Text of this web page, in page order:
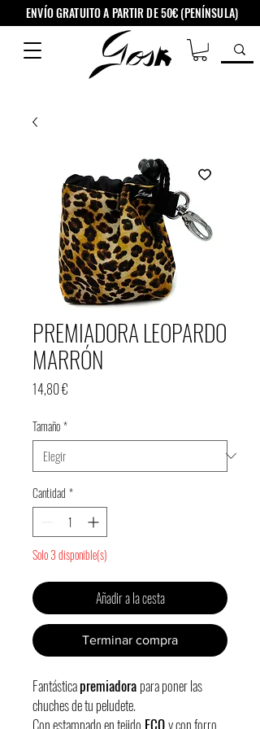
ENVÍO GRATUITO A PARTIR DE 50€ (PENÍNSULA)
PREMIADORA LEOPARDO
MARRÓN
14,80 €
Tamaño*
Cantidad *
Solo 3 disponible(s)
Añadir a la cesta
Terminar compra
Fantásticapremiadora para poner las
chuches de tu peludete.
Con estampado en tejido ECOy con forro